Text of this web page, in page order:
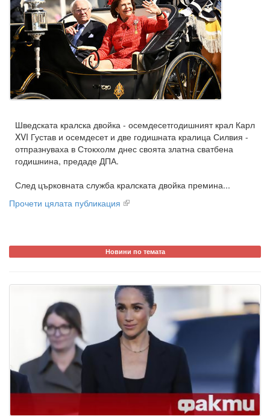
Шведската кралска двойка - осемдесетгодишният крал Карл
XVI Густав и осемдесет и две годишната кралица Силвия -
отпразнуваха в Стокхолм днес своята златна сватбена
годишнина, предаде ДПА.
След църковната служба кралската двойка премина...
Прочети цялата публикация
Новини по темата